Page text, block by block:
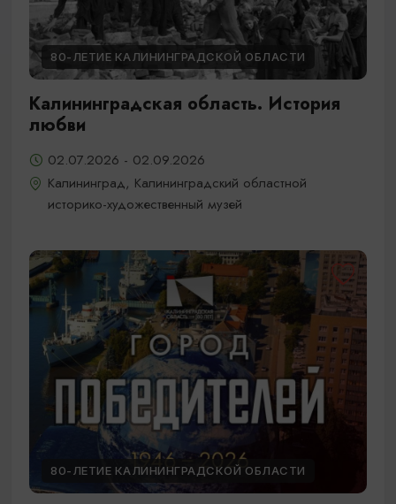
80-ЛЕТИЕ КАЛИНИНГРАДСКОЙ ОБЛАСТИ
Калининградская область. История
любви
02.07.2026 - 02.09.2026
Калининград, Калининградский областной
историко-художественный музей
80-ЛЕТИЕ КАЛИНИНГРАДСКОЙ ОБЛАСТИ